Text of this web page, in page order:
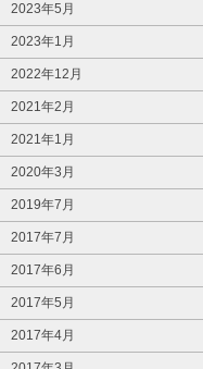
2023年5月
2023年1月
2022年12月
2021年2月
2021年1月
2020年3月
2019年7月
2017年7月
2017年6月
2017年5月
2017年4月